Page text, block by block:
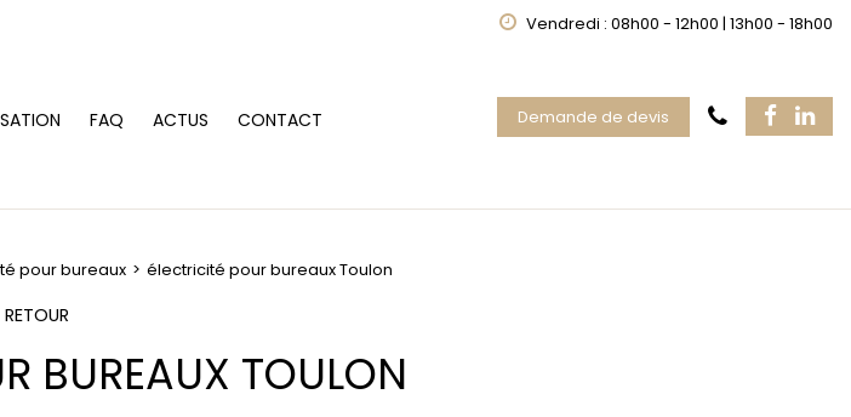
Vendredi : 08h00 - 12h00 | 13h00 - 18h00
FAQ ACTUS CONTACT Demande de devis
pour bureaux électricité pour bureaux Toulon
RETOUR
BUREAUX TOULON